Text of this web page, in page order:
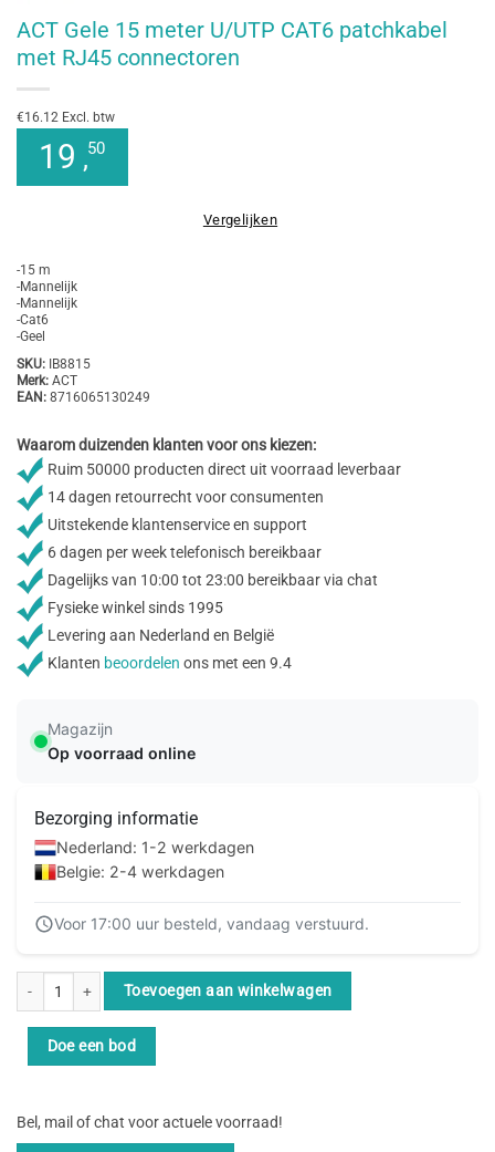
ACT Gele 15 meter U/UTP CAT6 patchkabel
met RJ45 connectoren
€16.12 Excl. btw
19 ,50
Vergelijken
-15 m
-Mannelijk
-Mannelijk
-Cat6
-Geel
SKU: IB8815
Merk: ACT
EAN: 8716065130249
Waarom duizenden klanten voor ons kiezen:
Ruim 50000 producten direct uit voorraad leverbaar
14 dagen retourrecht voor consumenten
Uitstekende klantenservice en support
6 dagen per week telefonisch bereikbaar
Dagelijks van 10:00 tot 23:00 bereikbaar via chat
Fysieke winkel sinds 1995
Levering aan Nederland en België
Klanten beoordelen ons met een 9.4
Magazijn
Op voorraad online
Bezorging informatie
Nederland: 1-2 werkdagen
Belgie: 2-4 werkdagen
Voor 17:00 uur besteld, vandaag verstuurd.
ACT Gele 15 meter U/UTP CAT6 patchkabel met RJ45 connectoren aantal
Toevoegen aan winkelwagen
Doe een bod
Bel, mail of chat voor actuele voorraad!